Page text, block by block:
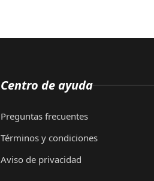
Centro de ayuda
Preguntas frecuentes
Términos y condiciones
Aviso de privacidad